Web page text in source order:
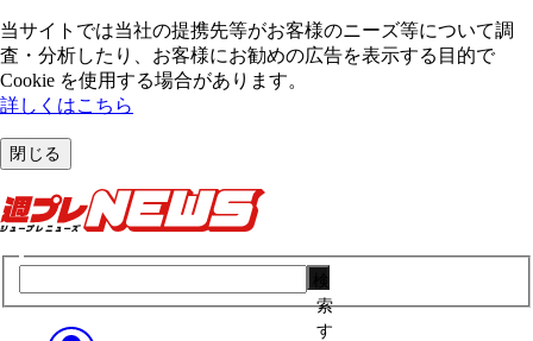
当サイトでは当社の提携先等がお客様のニーズ等について調
査・分析したり、お客様にお勧めの広告を表⽰する⽬的で
Cookie を使⽤する場合があります。
詳しくはこちら
閉じる
索
す